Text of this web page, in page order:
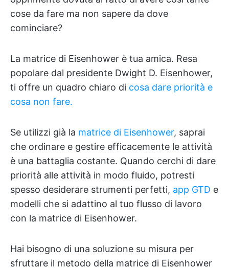
cose da fare ma non sapere da dove
cominciare?
La matrice di Eisenhower è tua amica. Resa
popolare dal presidente Dwight D. Eisenhower,
ti offre un quadro chiaro di cosa dare priorità e
cosa non fare.
Se utilizzi già la matrice di Eisenhower, saprai
che ordinare e gestire efficacemente le attività
è una battaglia costante. Quando cerchi di dare
priorità alle attività in modo fluido, potresti
spesso desiderare strumenti perfetti, app GTD e
modelli che si adattino al tuo flusso di lavoro
con la matrice di Eisenhower.
Hai bisogno di una soluzione su misura per
sfruttare il metodo della matrice di Eisenhower